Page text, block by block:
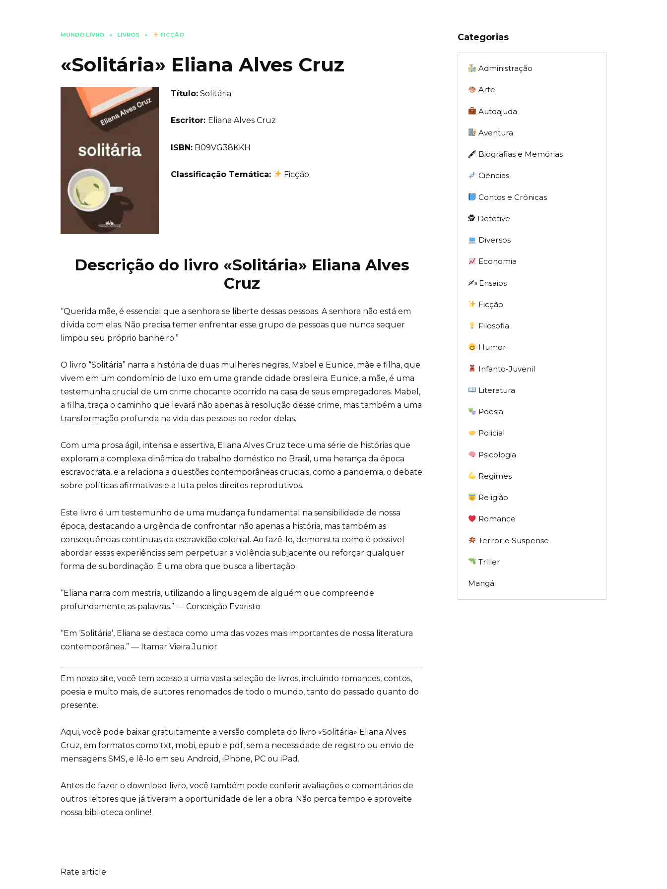
MUNDO LIVRO » LIVROS » FICÇÃO
«Solitária» Eliana Alves Cruz
Título: Solitária
Еscritor: Eliana Alves Cruz
ISBN: B09VG38KKH
Classificação Temática: Ficção
Descrição do livro «Solitária» Eliana Alves
Cruz
“Querida mãe, é essencial que a senhora se liberte dessas pessoas. A senhora não está em
dívida com elas. Não precisa temer enfrentar esse grupo de pessoas que nunca sequer
limpou seu próprio banheiro.”
O livro “Solitária” narra a história de duas mulheres negras, Mabel e Eunice, mãe e filha, que
vivem em um condomínio de luxo em uma grande cidade brasileira. Eunice, a mãe, é uma
testemunha crucial de um crime chocante ocorrido na casa de seus empregadores. Mabel,
a filha, traça o caminho que levará não apenas à resolução desse crime, mas também a uma
transformação profunda na vida das pessoas ao redor delas.
Com uma prosa ágil, intensa e assertiva, Eliana Alves Cruz tece uma série de histórias que
exploram a complexa dinâmica do trabalho doméstico no Brasil, uma herança da época
escravocrata, e a relaciona a questões contemporâneas cruciais, como a pandemia, o debate
sobre políticas afirmativas e a luta pelos direitos reprodutivos.
Este livro é um testemunho de uma mudança fundamental na sensibilidade de nossa
época, destacando a urgência de confrontar não apenas a história, mas também as
consequências contínuas da escravidão colonial. Ao fazê-lo, demonstra como é possível
abordar essas experiências sem perpetuar a violência subjacente ou reforçar qualquer
forma de subordinação. É uma obra que busca a libertação.
“Eliana narra com mestria, utilizando a linguagem de alguém que compreende
profundamente as palavras.” — Conceição Evaristo
“Em ‘Solitária’, Eliana se destaca como uma das vozes mais importantes de nossa literatura
contemporânea.” — Itamar Vieira Junior
Em nosso site, você tem acesso a uma vasta seleção de livros, incluindo romances, contos,
poesia e muito mais, de autores renomados de todo o mundo, tanto do passado quanto do
presente.
Aqui, você pode baixar gratuitamente a versão completa do livro «Solitária» Eliana Alves
Cruz, em formatos como txt, mobi, epub e pdf, sem a necessidade de registro ou envio de
mensagens SMS, e lê-lo em seu Android, iPhone, PC ou iPad.
Antes de fazer o download livro, você também pode conferir avaliações e comentários de
outros leitores que já tiveram a oportunidade de ler a obra. Não perca tempo e aproveite
nossa biblioteca online!.
Rate article
Categorias
Administração
Arte
Autoajuda
Aventura
🖋 Biografias e Memórias
Ciências
Contos e Crônicas
🕵 Detetive
Diversos
Economia
✍️ Ensaios
Ficção
Filosofia
Humor
Infanto-Juvenil
Literatura
Poesia
Policial
Psicologia
Regimes
Religião
Romance
Terror e Suspense
Triller
Mangá